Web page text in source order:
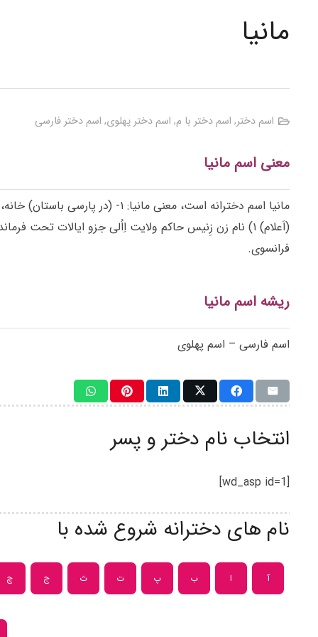
مانیا
اسم دختر, اسم دختر با م, اسم دختر پهلوی, اسم دختر فارسی
معنی اسم مانیا
مانیا اسم دخترانه است، معنی مانیا: ۱- (در پارسی باستان) خانه، سرای؛ ۲- (در پهلوی) برابر با واژهی مان به معنی خانه و مسکن؛ ۳- (در یونانی،
(اَعلام) ۱) نام زن زِنیس حاکم ولایت اِاُلی جزو ایالات تحت فرماندهی فرناباذ [سردار بزرگ ایران در زمان اردشیر دوم هخامنشی] ؛ ۲) مانیا اسکو دوسکا معروف به ماری کوری، فیزیک
فرانسوی.
ریشه اسم مانیا
اسم فارسی – اسم پهلوی
انتخاب نام دختر و پسر
[wd_asp id=1]
نام های دخترانه شروع شده با
آ ا ب پ ت ث ج چ